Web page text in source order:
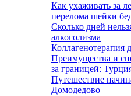
Как ухаживать за
перелома шейки
Сколько дней
алкоголизма
Коллагенотерапия
Преимущества и
за границей:
Путешествие
Домодедово